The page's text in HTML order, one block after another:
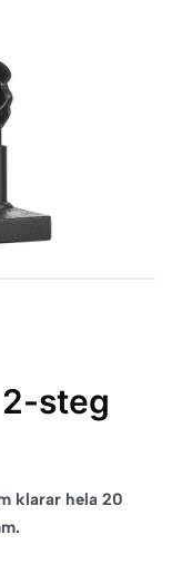
steg
klarar hela 20